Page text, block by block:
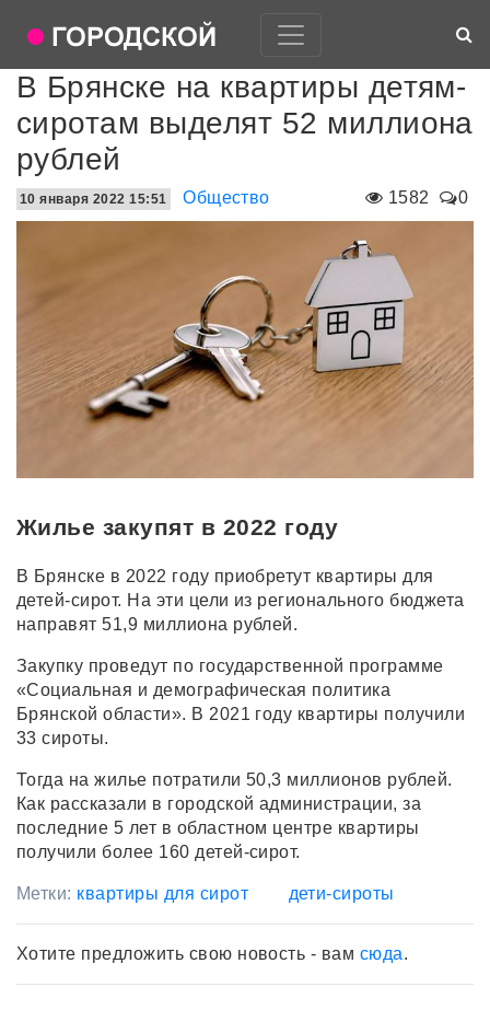
В Брянске на квартиры детям-
сиротам выделят 52 миллиона
рублей
1582 0
10 января 2022 15:51 Общество
Жилье закупят в 2022 году
В Брянске в 2022 году приобретут квартиры для
детей-сирот. На эти цели из регионального бюджета
направят 51,9 миллиона рублей.
Закупку проведут по государственной программе
«Социальная и демографическая политика
Брянской области». В 2021 году квартиры получили
33 сироты.
Тогда на жилье потратили 50,3 миллионов рублей.
Как рассказали в городской администрации, за
последние 5 лет в областном центре квартиры
получили более 160 детей-сирот.
Метки: квартиры для сирот дети-сироты
Хотите предложить свою новость - вам сюда.